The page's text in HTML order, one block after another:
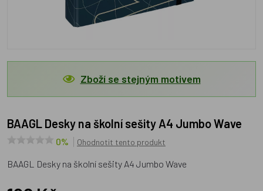
Zboží se stejným motivem
BAAGL Desky na školní sešity A4 Jumbo Wave
0% Ohodnotit tento produkt
BAAGL Desky na školní sešity A4 Jumbo Wave